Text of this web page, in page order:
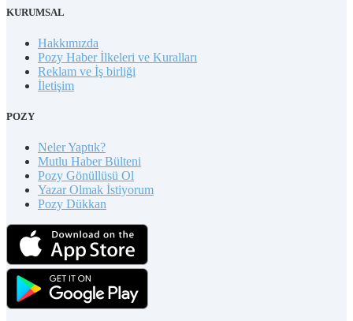
KURUMSAL
Hakkımızda
Pozy Haber İlkeleri ve Kuralları
Reklam ve İş birliği
İletişim
POZY
Neler Yaptık?
Mutlu Haber Bülteni
Pozy Gönüllüsü Ol
Yazar Olmak İstiyorum
Pozy Dükkan